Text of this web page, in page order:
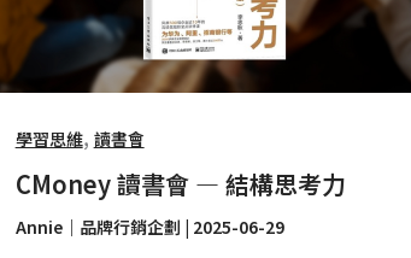
學習思維, 讀書會
CMoney 讀書會 — 結構思考力
Annie｜品牌行銷企劃 | 2025-06-29
構
思
考
力